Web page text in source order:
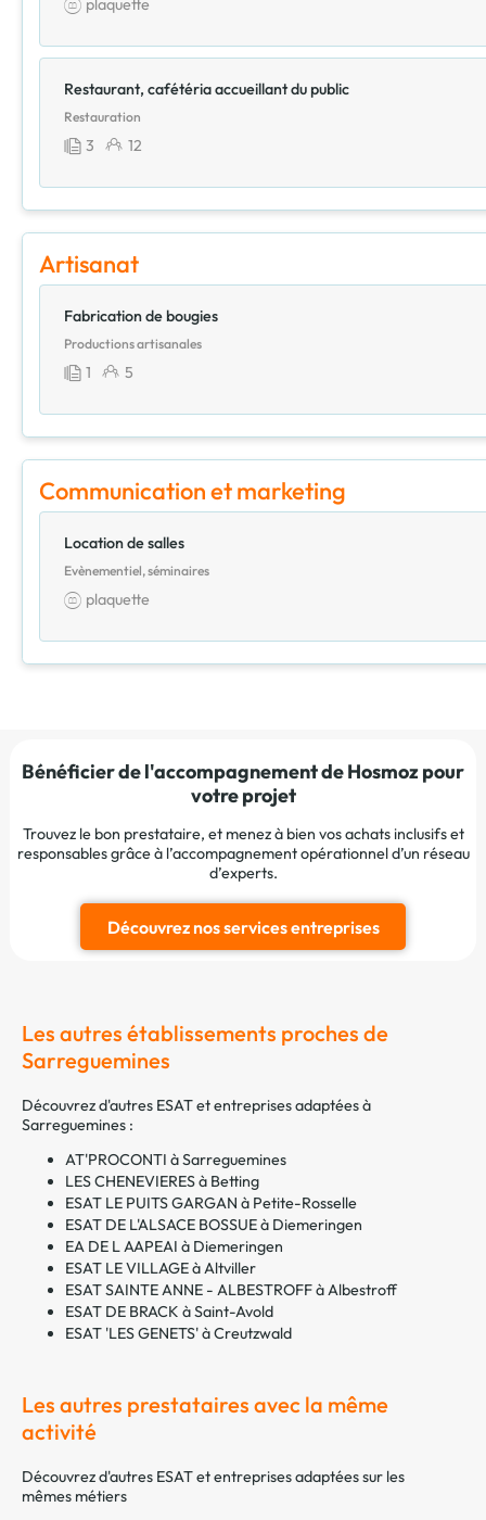
Restaurant, cafétéria accueillant du public
Restauration
3 12
Artisanat
Fabrication de bougies
Productions artisanales
1 5
Communication et marketing
Location de salles
Evènementiel, séminaires
plaquette
Bénéficier de l'accompagnement de Hosmoz pour
votre projet
Trouvez le bon prestataire, et menez à bien vos achats inclusifs et
responsables grâce à l’accompagnement opérationnel d’un réseau
d’experts.
Découvrez nos services entreprises
Les autres établissements proches de
Sarreguemines
Découvrez d'autres ESAT et entreprises adaptées à
Sarreguemines :
AT'PROCONTI à Sarreguemines
LES CHENEVIERES à Betting
ESAT LE PUITS GARGAN à Petite-Rosselle
ESAT DE L'ALSACE BOSSUE à Diemeringen
EA DE L AAPEAI à Diemeringen
ESAT LE VILLAGE à Altviller
ESAT SAINTE ANNE - ALBESTROFF à Albestroff
ESAT DE BRACK à Saint-Avold
ESAT 'LES GENETS' à Creutzwald
Les autres prestataires avec la même
activité
Découvrez d'autres ESAT et entreprises adaptées sur les
mêmes métiers